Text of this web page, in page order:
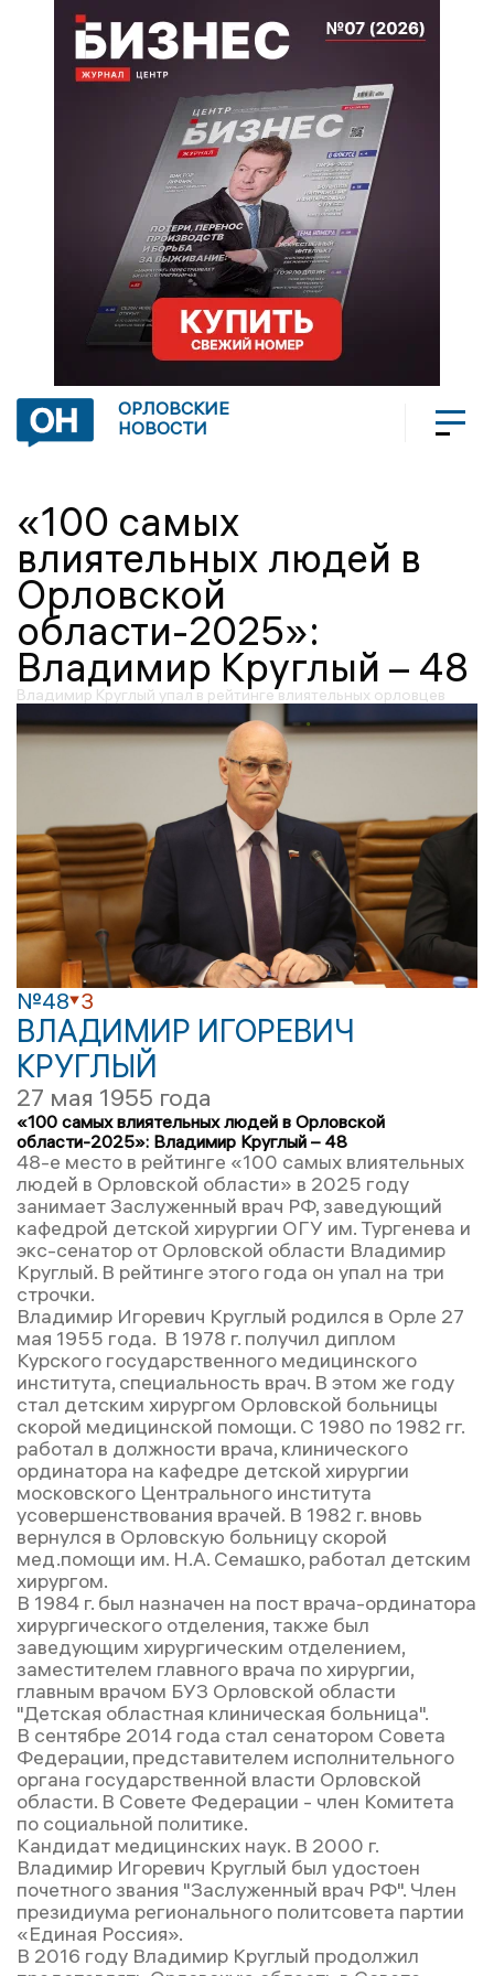
ОРЛОВСКИЕ
НОВОСТИ
«100 самых
влиятельных людей в
Орловской
области-2025»:
Владимир Круглый – 48
Владимир Круглый упал в рейтинге влиятельных орловцев
№48 3
ВЛАДИМИР ИГОРЕВИЧ
КРУГЛЫЙ
27 мая 1955 года
«100 самых влиятельных людей в Орловской
области-2025»: Владимир Круглый – 48
48-е место в рейтинге «100 самых влиятельных
людей в Орловской области» в 2025 году
занимает Заслуженный врач РФ, заведующий
кафедрой детской хирургии ОГУ им. Тургенева и
экс-сенатор от Орловской области Владимир
Круглый. В рейтинге этого года он упал на три
строчки.
Владимир Игоревич Круглый родился в Орле 27
мая 1955 года. В 1978 г. получил диплом
Курского государственного медицинского
института, специальность врач. В этом же году
стал детским хирургом Орловской больницы
скорой медицинской помощи. С 1980 по 1982 гг.
работал в должности врача, клинического
ординатора на кафедре детской хирургии
московского Центрального института
усовершенствования врачей. В 1982 г. вновь
вернулся в Орловскую больницу скорой
мед.помощи им. Н.А. Семашко, работал детским
хирургом.
В 1984 г. был назначен на пост врача-ординатора
хирургического отделения, также был
заведующим хирургическим отделением,
заместителем главного врача по хирургии,
главным врачом БУЗ Орловской области
"Детская областная клиническая больница".
В сентябре 2014 года стал сенатором Совета
Федерации, представителем исполнительного
органа государственной власти Орловской
области. В Совете Федерации - член Комитета
по социальной политике.
Кандидат медицинских наук. В 2000 г.
Владимир Игоревич Круглый был удостоен
почетного звания "Заслуженный врач РФ". Член
президиума регионального политсовета партии
«Единая Россия».
В 2016 году Владимир Круглый продолжил